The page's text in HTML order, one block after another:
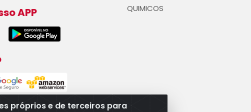
próprios e de terceiros para
APP
QUIMICOS